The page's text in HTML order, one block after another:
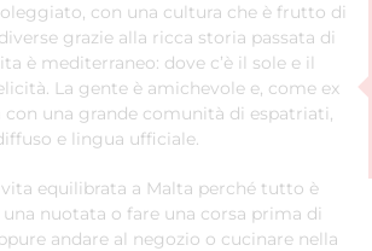
con una cultura che è frutto di
grazie alla ricca storia passata di
è mediterraneo: dove c’è il sole e il
La gente è amichevole e, come ex
una grande comunità di espatriati,
e lingua ufficiale.
vita equilibrata a Malta perché tutto è
nuotata o fare una corsa prima di
andare al negozio o cucinare nella